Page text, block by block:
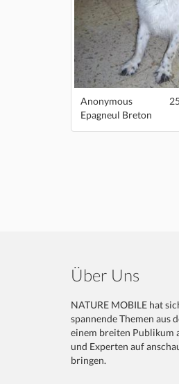
Anonymous
Epagneul Breton
Über Uns
NATURE MOBILE hat
spannende Themen aus
einem breiten Publikum
und Experten auf
bringen.